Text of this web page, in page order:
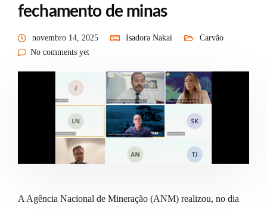
fechamento de minas
novembro 14, 2025 Isadora Nakai
Carvão
No comments yet
A Agência Nacional de Mineração (ANM) realizou, no dia